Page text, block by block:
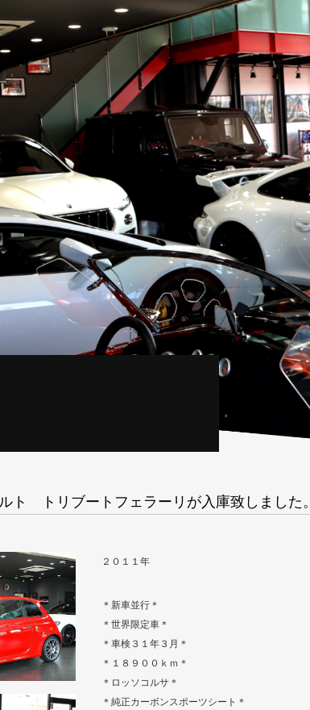
ト トリブートフェラーリが入庫致しました。
２０１１年
＊新車並行＊
＊世界限定車＊
＊車検３１年３月＊
＊１８９００ｋｍ＊
＊ロッソコルサ＊
＊純正カーボンスポーツシート＊